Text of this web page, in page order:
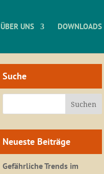
ÜBER UNS DOWNLOADS
Suche
Neueste Beiträge
Gefährliche Trends im